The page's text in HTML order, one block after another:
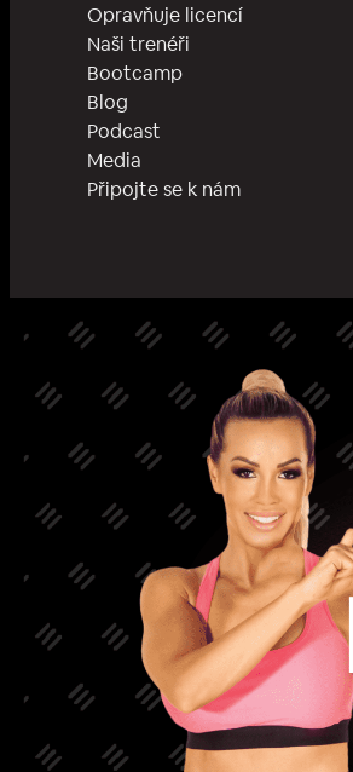
Opravňuje licencí
Naši trenéři
Bootcamp
Blog
Podcast
Media
Připojte se k nám